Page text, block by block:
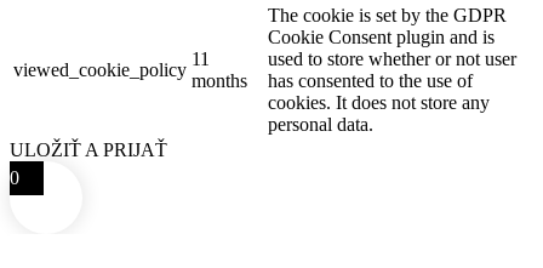
viewed_cookie_policy
11
months
The cookie is set by the GDPR
Cookie Consent plugin and is
used to store whether or not user
has consented to the use of
cookies. It does not store any
personal data.
ULOŽIŤ A PRIJAŤ
0